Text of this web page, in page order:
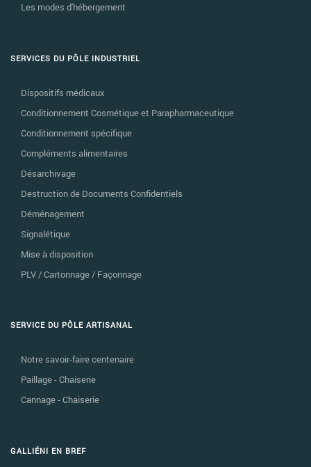
Les modes d'hébergement
SERVICES DU PÔLE INDUSTRIEL
Dispositifs médicaux
Conditionnement Cosmétique et Parapharmaceutique
Conditionnement spécifique
Compléments alimentaires
Désarchivage
Destruction de Documents Confidentiels
Déménagement
Signalétique
Mise à disposition
PLV / Cartonnage / Façonnage
SERVICE DU PÔLE ARTISANAL
Notre savoir-faire centenaire
Paillage - Chaiserie
Cannage - Chaiserie
GALLIÉNI EN BREF